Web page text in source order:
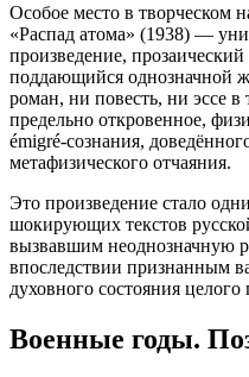
Особое место в творческом
«Распад атома» (1938) —
произведение,
поддающийся однозначной
роман, ни повесть, ни эссе
предельно откровенное,
émigré-сознания,
метафизического отчаяния.
Это произведение стало
шокирующих текстов
вызвавшим неоднозначную
впоследствии признанным
духовного состояния
Военные годы.